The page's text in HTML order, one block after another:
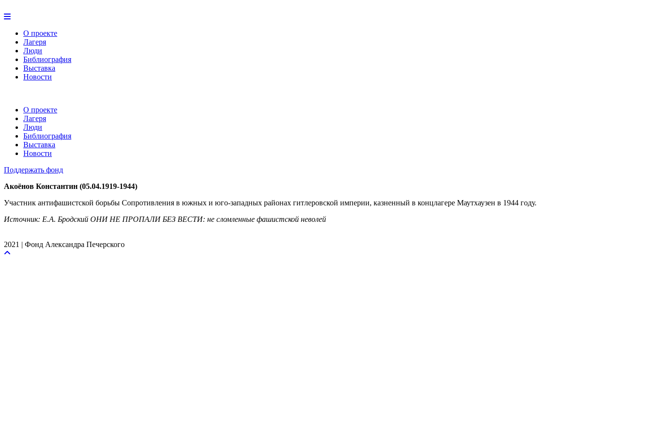
О проекте
Лагеря
Люди
Библиография
Выставка
Новости
О проекте
Лагеря
Люди
Библиография
Выставка
Новости
Поддержать фонд
Акоёнов Константин (05.04.1919-1944)
Участник антифашистской борьбы Сопротивления в южных и юго-западных районах гитлеровской империи, казненный в концлагере Маутхаузен в 1944 году.
Источник: Е.А. Бродский ОНИ НЕ ПРОПАЛИ БЕЗ ВЕСТИ: не сломленные фашистской неволей
2021 | Фонд Александра Печерского